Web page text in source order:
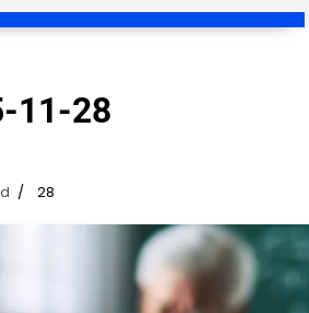
11-28
28